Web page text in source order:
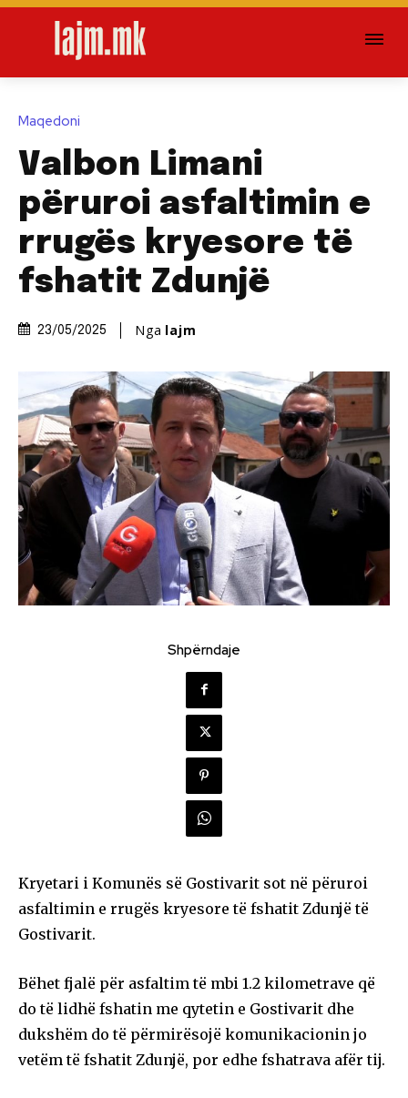
Maqedoni
Valbon Limani
përuroi asfaltimin e
rrugës kryesore të
fshatit Zdunjë
23/05/2025 Nga lajm
Shpërndaje
Kryetari i Komunës së Gostivarit sot në përuroi
asfaltimin e rrugës kryesore të fshatit Zdunjë të
Gostivarit.
Bëhet fjalë për asfaltim të mbi 1.2 kilometrave që
do të lidhë fshatin me qytetin e Gostivarit dhe
dukshëm do të përmirësojë komunikacionin jo
vetëm të fshatit Zdunjë, por edhe fshatrava afër tij.